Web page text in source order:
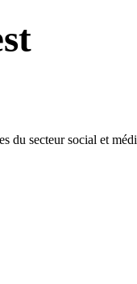
du secteur social et